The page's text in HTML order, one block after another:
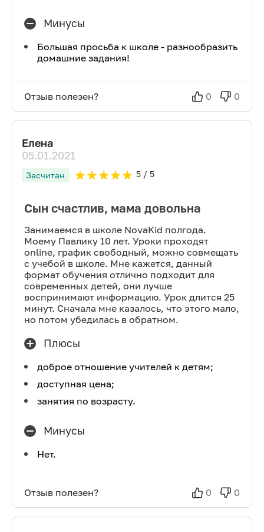
Минусы
Большая просьба к школе - разнообразить
домашние задания!
Отзыв полезен? 0 0
Елена
05.01.2021
Засчитан 5/ 5
Сын счастлив, мама довольна
Занимаемся в школе NovaKid полгода.
Моему Павлику 10 лет. Уроки проходят
online, график свободный, можно совмещать
с учебой в школе. Мне кажется, данный
формат обучения отлично подходит для
современных детей, они лучше
воспринимают информацию. Урок длится 25
минут. Сначала мне казалось, что этого мало,
но потом убедилась в обратном.
Плюсы
доброе отношение учителей к детям;
доступная цена;
занятия по возрасту.
Минусы
Нет.
Отзыв полезен? 0 0